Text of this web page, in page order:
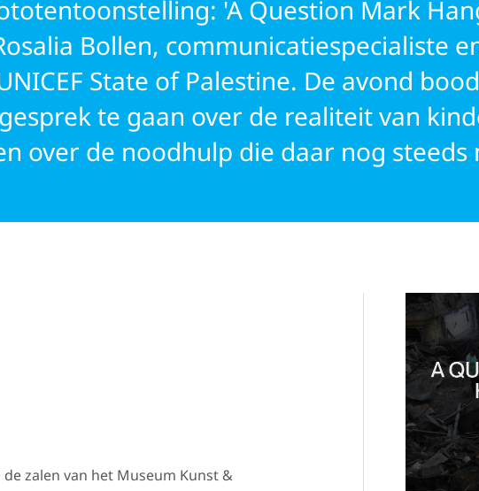
'A Question Mark
Bollen, communicatiespecialiste
State of Palestine. De avond
te gaan over de realiteit van
over de noodhulp die daar nog steeds
zalen van het Museum Kunst &